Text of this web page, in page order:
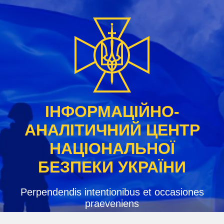
Skip
content
ІНФОРМАЦІЙНО-
АНАЛІТИЧНИЙ ЦЕНТР
НАЦІОНАЛЬНОЇ
БЕЗПЕКИ УКРАЇНИ
Perpendendis intentionibus et occasiones
praeveniens